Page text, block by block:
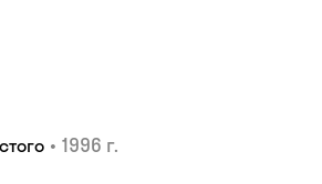
• 1996 г.